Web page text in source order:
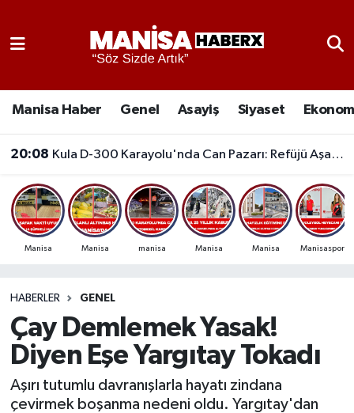
Manisa Haber Genel Asayiş Siyaset
20:08 Kula D-300 Karayolu'nda Can Pazarı: Refüjü Aşan Otomobil Karşı Şeride Geçti,
Manisa Manisa manisa Manisa Manisa Manisaspor
HABERLER GENEL
Çay Demlemek Yasak!
Diyen Eşe Yargıtay Tokadı
Aşırı tutumlu davranışlarla hayatı zindana
çevirmek boşanma nedeni oldu. Yargıtay'dan
Genel
Güncel
Kültür-Sanat
Manisa Haber
Manisaspor
Manisa Nöbetçi Eczaneler
Manisa Trafik Yoğunluk Haritası
Süper Lig Puan Durumu ve Fikstür
Son Dakika Haberleri
Haber Arşivi